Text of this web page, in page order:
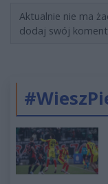
Aktualnie nie ma
dodaj swój